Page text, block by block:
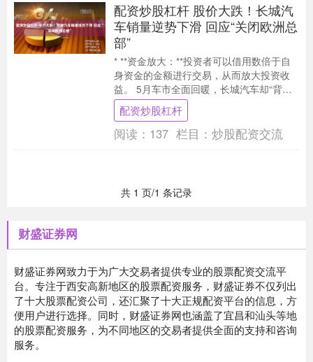
配资炒股杠杆 股价大跌！长城汽
车销量逆势下滑 回应“关闭欧洲总
部”
* **资金放大：**投资者可以借用数倍于自
身资金的金额进行交易，从而放大投资收
益。 5月车市全面回暖，长城汽车却“背道
而驰”。 长城汽车6月3日披露5月销售成....
配资炒股杠杆
阅读： 137 栏目： 炒股配资交流
共 1 页/1 条记录
财盛证券网
财盛证券网致力于为广大交易者提供专业的股票配资交流平
台。专注于西安高新地区的股票配资服务，财盛证券不仅列出
了十大股票配资公司，还汇聚了十大正规配资平台的信息，方
便用户进行选择。同时，财盛证券网也涵盖了宜昌和汕头等地
的股票配资服务，为不同地区的交易者提供全面的支持和咨询
服务。